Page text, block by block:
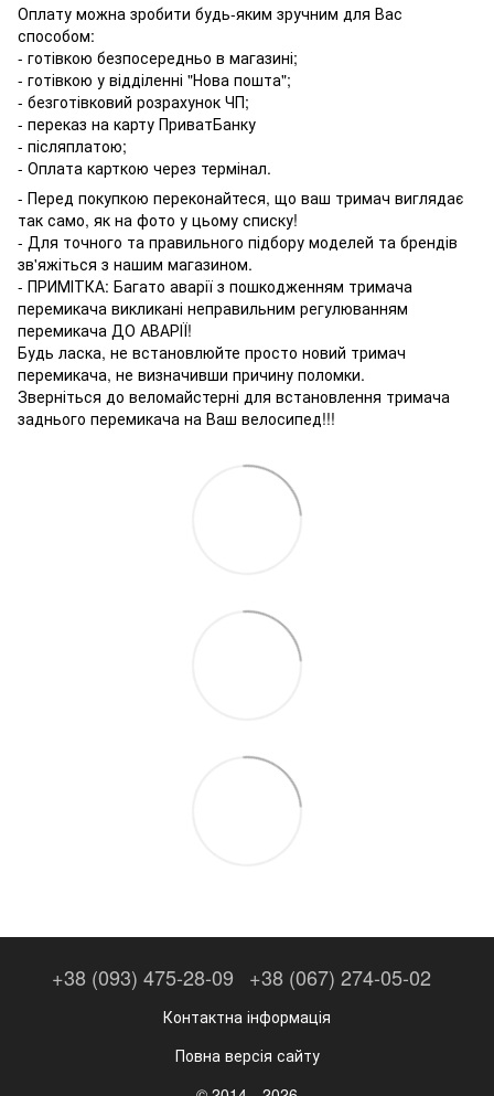
Оплату можна зробити будь-яким зручним для Вас
способом:
- готівкою безпосередньо в магазині;
- готівкою у відділенні "Нова пошта";
- безготівковий розрахунок ЧП;
- переказ на карту ПриватБанку
- післяплатою;
- Оплата карткою через термінал.
- Перед покупкою переконайтеся, що ваш тримач виглядає
так само, як на фото у цьому списку!
- Для точного та правильного підбору моделей та брендів
зв'яжіться з нашим магазином.
- ПРИМІТКА: Багато аварії з пошкодженням тримача
перемикача викликані неправильним регулюванням
перемикача ДО АВАРІЇ!
Будь ласка, не встановлюйте просто новий тримач
перемикача, не визначивши причину поломки.
Зверніться до веломайстерні для встановлення тримача
заднього перемикача на Ваш велосипед!!!
+38 (093) 475-28-09 +38 (067) 274-05-02
Контактна інформація
Повна версія сайту